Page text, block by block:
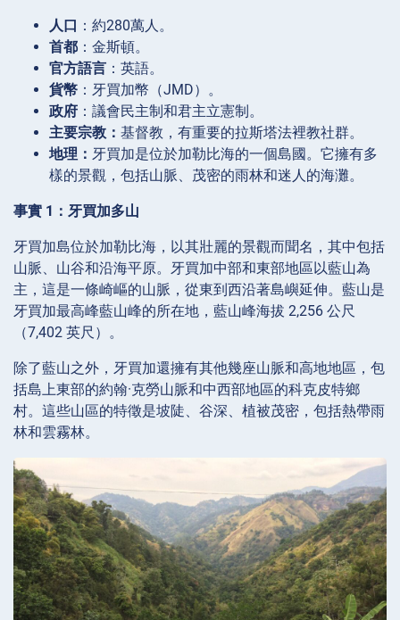
人口 ：約280萬人。
首都 ：金斯頓。
官方語言 ：英語。
貨幣 ：牙買加幣（JMD）。
政府 ：議會民主制和君主立憲制。
主要宗教： 基督教，有重要的拉斯塔法裡教社群。
地理： 牙買加是位於加勒比海的一個島國。它擁有多
樣的景觀，包括山脈、茂密的雨林和迷人的海灘。
事實 1：牙買加多山
牙買加島位於加勒比海，以其壯麗的景觀而聞名，其中包括
山脈、山谷和沿海平原。牙買加中部和東部地區以藍山為
主，這是一條崎嶇的山脈，從東到西沿著島嶼延伸。藍山是
牙買加最高峰藍山峰的所在地，藍山峰海拔 2,256 公尺
（7,402 英尺）。
除了藍山之外，牙買加還擁有其他幾座山脈和高地地區，包
括島上東部的約翰·克勞山脈和中西部地區的科克皮特鄉
村。這些山區的特徵是坡陡、谷深、植被茂密，包括熱帶雨
林和雲霧林。